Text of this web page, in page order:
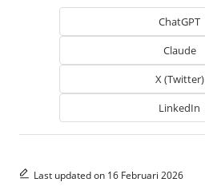
ChatGPT
Claude
X (Twitter)
LinkedIn
Last updated on 16 Februari 2026